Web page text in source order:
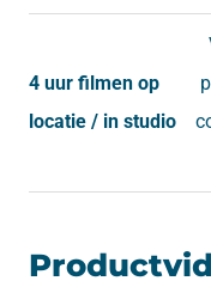
4 uur filmen op
locatie / in studio